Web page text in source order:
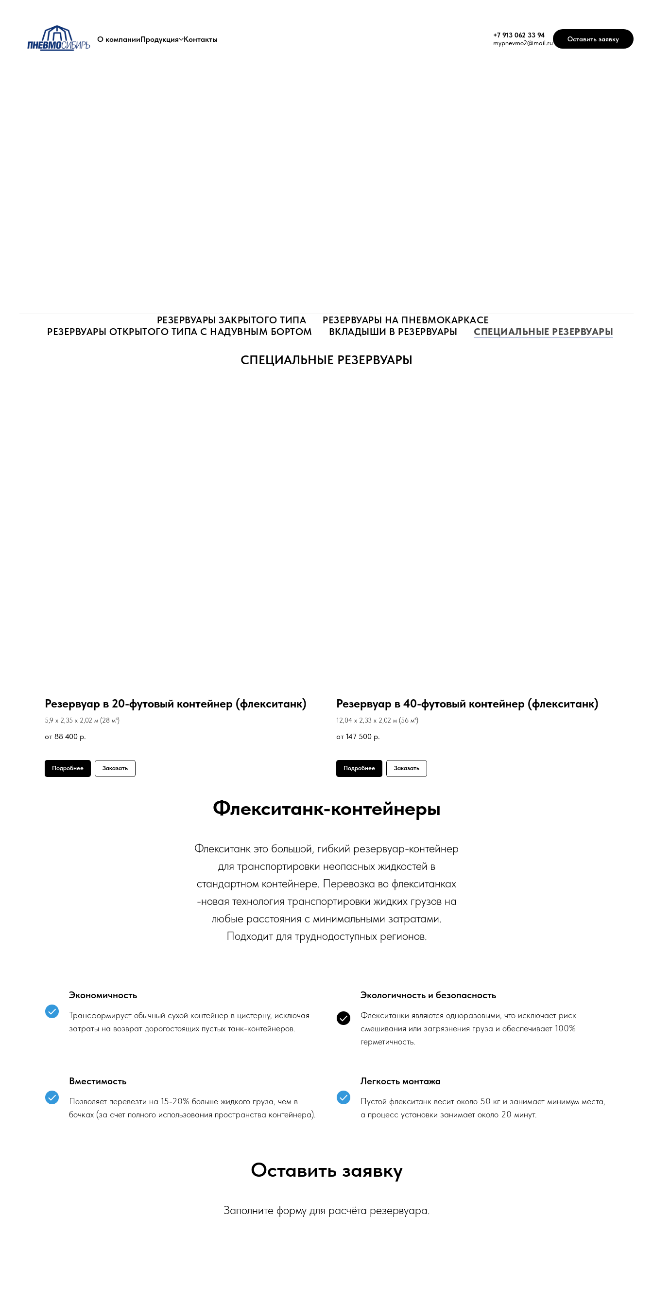
О компанииПродукция Контакты
+7 913 062 33 94
mypnevmo2@mail.ru
Оставить заявку
РЕЗЕРВУАРЫ ЗАКРЫТОГО ТИПА
РЕЗЕРВУАРЫ НА ПНЕВМОКАРКАСЕ
РЕЗЕРВУАРЫ ОТКРЫТОГО ТИПА С НАДУВНЫМ БОРТОМ
ВКЛАДЫШИ В РЕЗЕРВУАРЫ СПЕЦИАЛЬНЫЕ РЕЗЕРВУАРЫ
СПЕЦИАЛЬНЫЕ РЕЗЕРВУАРЫ
Резервуар в 20-футовый контейнер (флекситанк)
5,9 х 2,35 х 2,02 м (28 м³)
от 88 400 р.
Подробнее Заказать
Резервуар в 40-футовый контейнер (флекситанк)
12,04 х 2,33 х 2,02 м (56 м³)
от 147 500 р.
Подробнее Заказать
Флекситанк-контейнеры
Флекситанк это большой, гибкий резервуар-контейнер
для транспортировки неопасных жидкостей в
стандартном контейнере. Перевозка во флекситанках
-новая технология транспортировки жидких грузов на
любые расстояния с минимальными затратами.
Подходит для труднодоступных регионов.
Экономичность
Трансформирует обычный сухой контейнер в цистерну, исключая
затраты на возврат дорогостоящих пустых танк-контейнеров.
Экологичность и безопасность
Флекситанки являются одноразовыми, что исключает риск
смешивания или загрязнения груза и обеспечивает 100%
герметичность.
Вместимость
Позволяет перевезти на 15-20% больше жидкого груза, чем в
бочках (за счет полного использования пространства контейнера).
Легкость монтажа
Пустой флекситанк весит около 50 кг и занимает минимум места,
а процесс установки занимает около 20 минут.
Оставить заявку
Заполните форму для расчёта резервуара.